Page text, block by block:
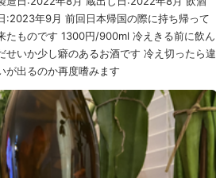
:2023年9月 前回日本帰国の際に持ち帰って
たものです 1300円/900ml 冷えきる前に飲ん
せいか少し癖のあるお酒です 冷え切ったら違
が出るのか再度嗜みます